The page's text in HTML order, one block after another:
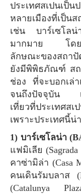
ประเทศสเปนเป็นประเทศที่ค่อนข้างใหญ่และมีหลาก
หลายเมืองที่เป็น
เช่น บาร์เซโล
มากมาย โดยใ
ลักษณะของสถาปั
ยังมีพิพิธภัณฑ์ สถ
ช่อง ที่จะบอกเล่า
จนถึงปัจจุบัน เ
เที่ยวที่ประเทศ
เพราะประเทศนี้น่
1) บาร์เซโลน่า
แฟมิเลีย
คาซ่ามิล่า (Casa
คนเดินรัมบลาส
(Catalunya